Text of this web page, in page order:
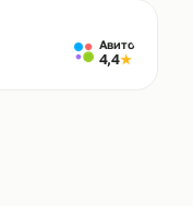
Авито
4,4★